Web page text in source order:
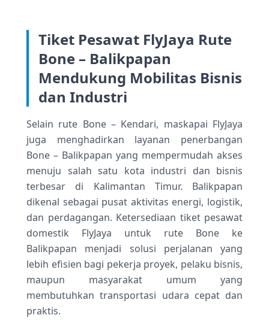
Tiket Pesawat FlyJaya Rute
Bone – Balikpapan
Mendukung Mobilitas Bisnis
dan Industri
Selain rute Bone – Kendari, maskapai FlyJaya
juga menghadirkan layanan penerbangan
Bone – Balikpapan yang mempermudah akses
menuju salah satu kota industri dan bisnis
terbesar di Kalimantan Timur. Balikpapan
dikenal sebagai pusat aktivitas energi, logistik,
dan perdagangan. Ketersediaan tiket pesawat
domestik FlyJaya untuk rute Bone ke
Balikpapan menjadi solusi perjalanan yang
lebih efisien bagi pekerja proyek, pelaku bisnis,
maupun masyarakat umum yang
membutuhkan transportasi udara cepat dan
praktis.